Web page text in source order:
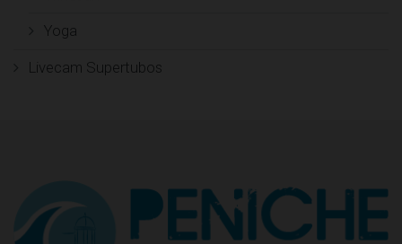
Yoga
Livecam Supertubos